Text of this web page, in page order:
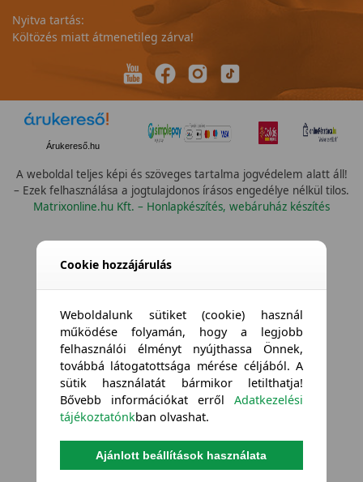
Nyitva tartás:
Költözés miatt átmenetileg zárva!
Árukereső.hu
A weboldal teljes képi és szöveges tartalma jogvédelem alatt áll!
– Ezek felhasználása a jogtulajdonos írásos engedélye nélkül tilos.
Matrixonline.hu Kft. – Honlapkészítés, webáruház készítés
Cookie hozzájárulás
Weboldalunk sütiket (cookie) használ
működése folyamán, hogy a legjobb
felhasználói élményt nyújthassa Önnek,
továbbá látogatottsága mérése céljából. A
sütik használatát bármikor letilthatja!
Bővebb információkat errőlAdatkezelési
tájékoztatónkban olvashat.
Ajánlott beállítások használata